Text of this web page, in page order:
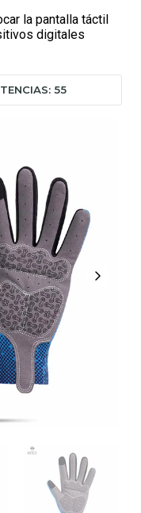
la pantalla táctil
digitales
55